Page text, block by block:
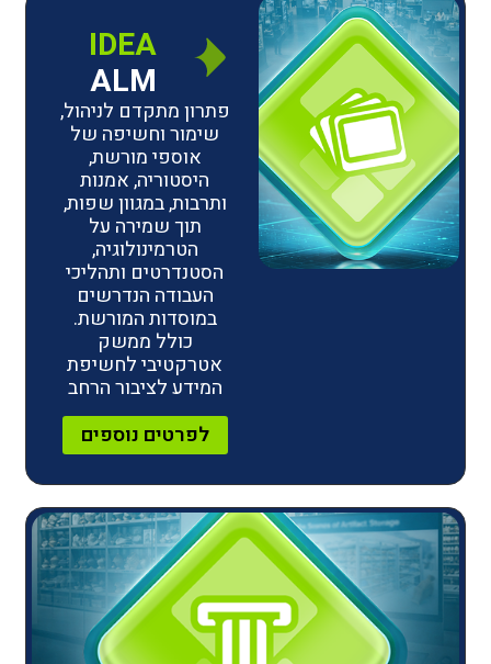
IDEA
ALM
פתרון מתקדם לניהול,
שימור וחשיפה של
אוספי מורשת,
היסטוריה, אמנות
ותרבות, במגוון שפות,
תוך שמירה על
הטרמינולוגיה,
הסטנדרטים ותהליכי
העבודה הנדרשים
במוסדות המורשת.
אטרקטיבי לחשיפת
המידע לציבור הרחב